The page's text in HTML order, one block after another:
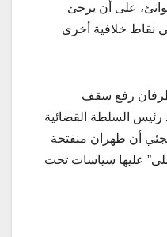
على أن يرجئ
نقاط خلافية أخرى
رفع سقف
رئيس السلطة القضائية
أن طهران منفتحة
عليها سياسات تحت